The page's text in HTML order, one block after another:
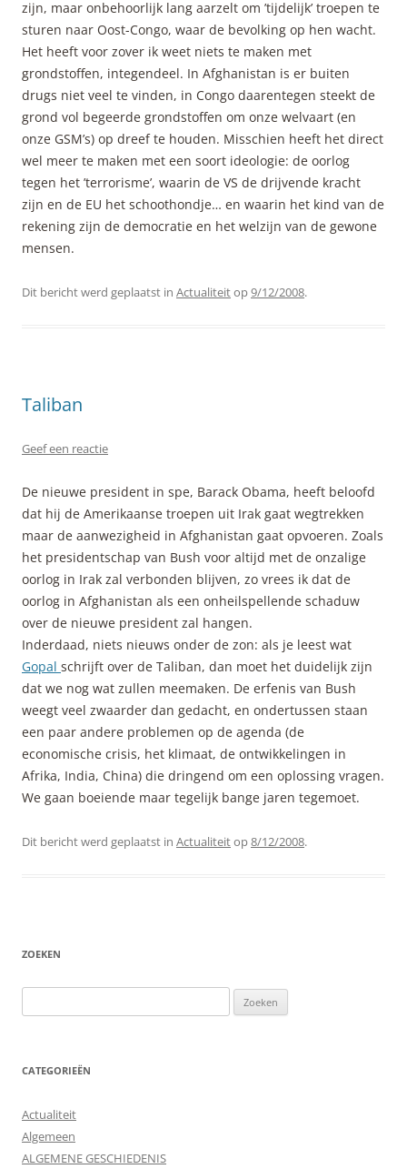
zijn, maar onbehoorlijk lang aarzelt om ’tijdelijk’ troepen te
sturen naar Oost-Congo, waar de bevolking op hen wacht.
Het heeft voor zover ik weet niets te maken met
grondstoffen, integendeel. In Afghanistan is er buiten
drugs niet veel te vinden, in Congo daarentegen steekt de
grond vol begeerde grondstoffen om onze welvaart (en
onze GSM’s) op dreef te houden. Misschien heeft het direct
wel meer te maken met een soort ideologie: de oorlog
tegen het ’terrorisme’, waarin de VS de drijvende kracht
zijn en de EU het schoothondje… en waarin het kind van de
rekening zijn de democratie en het welzijn van de gewone
mensen.
Dit bericht werd geplaatst in Actualiteitop9/12/2008.
Taliban
Geef een reactie
De nieuwe president in spe, Barack Obama, heeft beloofd
dat hij de Amerikaanse troepen uit Irak gaat wegtrekken
maar de aanwezigheid in Afghanistan gaat opvoeren. Zoals
het presidentschap van Bush voor altijd met de onzalige
oorlog in Irak zal verbonden blijven, zo vrees ik dat de
oorlog in Afghanistan als een onheilspellende schaduw
over de nieuwe president zal hangen.
Inderdaad, niets nieuws onder de zon: als je leest wat
Gopal schrijft over de Taliban, dan moet het duidelijk zijn
dat we nog wat zullen meemaken. De erfenis van Bush
weegt veel zwaarder dan gedacht, en ondertussen staan
een paar andere problemen op de agenda (de
economische crisis, het klimaat, de ontwikkelingen in
Afrika, India, China) die dringend om een oplossing vragen.
We gaan boeiende maar tegelijk bange jaren tegemoet.
Dit bericht werd geplaatst in Actualiteitop8/12/2008.
ZOEKEN
naar:
CATEGORIEËN
Actualiteit
Algemeen
ALGEMENE GESCHIEDENIS